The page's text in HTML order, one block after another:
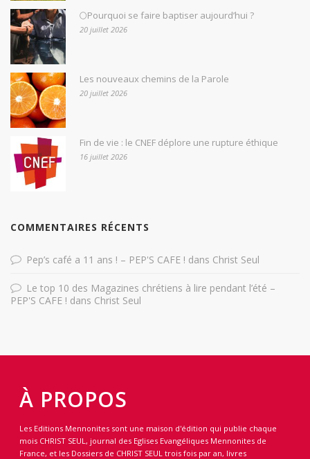
🌕Pourquoi se faire baptiser aujourd’hui ?
20 juillet 2026
Les nouveaux chemins de la Parole
20 juillet 2026
Fin de vie : le CNEF déplore une rupture éthique
16 juillet 2026
COMMENTAIRES RÉCENTS
Pep’s café a 11 ans ! – PEP'S CAFE ! dans Christ Seul
Le top 10 des Magazines chrétiens à lire pendant l’été –
PEP'S CAFE ! dans Christ Seul
À PROPOS
Les Editions Mennonites sont une maison d'édition qui publie chaque
mois CHRIST SEUL, journal des Eglises Evangéliques Mennonites de
France, et les Dossiers de CHRIST SEUL trois fois par an, livres